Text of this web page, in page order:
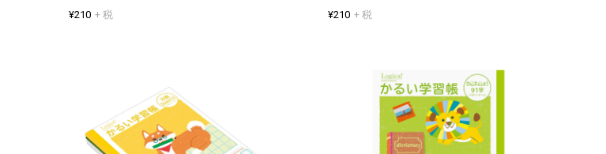
¥210 + 税 ¥210 + 税